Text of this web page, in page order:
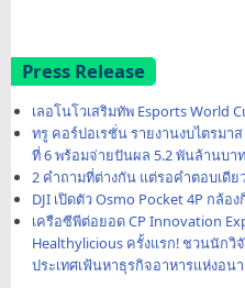
Press Release
เลอโนโวเสริมทัพ Esports World
ทรู คอร์ปอเรชั่น รายงานงบไตรมา
ที่ 6 พร้อมจ่ายปันผล 5.2 พันล้านบาท
2 คำถามที่ต่างกัน แต่รอคำตอบเดีย
DJI เปิดตัว Osmo Pocket 4P กล้
เครือซีพีต่อยอด CP Innovation
Healthylicious ครั้งแรก! ชวนนัก
ประเทศเฟ้นหาธุรกิจอาหารแห่งอน